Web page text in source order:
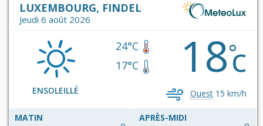
LUXEMBOURG, FINDEL
Jeudi 6 août 2026
ENSOLEILLÉ
24°C
17°C
18°c
Ouest 15 km/h
MATIN APRÈS-MIDI